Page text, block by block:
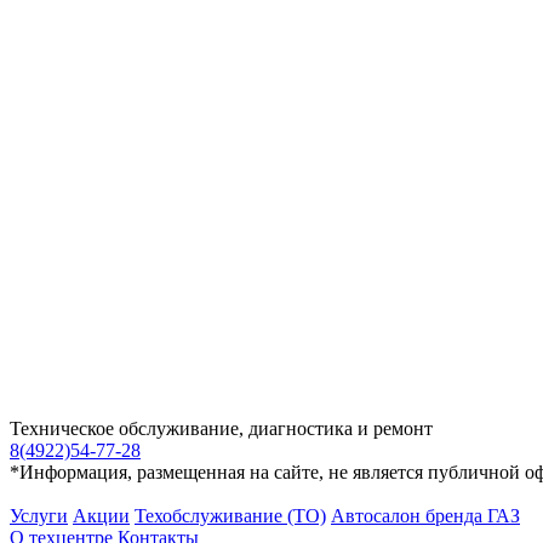
Техническое обслуживание, диагностика и ремонт
8(4922)54-77-28
*Информация, размещенная на сайте, не является публичной
Услуги Акции Техобслуживание (ТО) Автосалон бренда ГАЗ
О техцентре Контакты